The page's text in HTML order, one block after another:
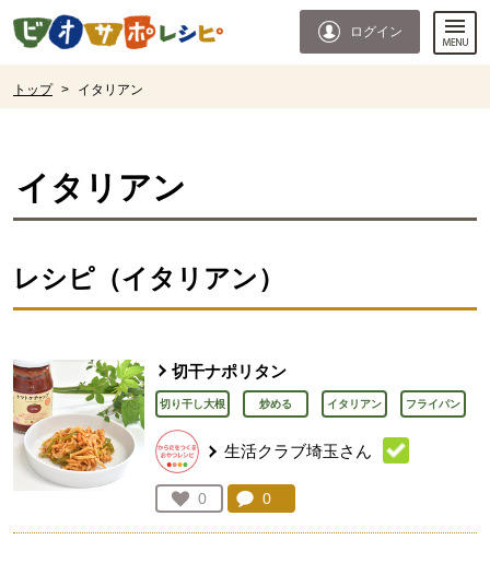
ページの先頭です。
ログイン
トップ > イタリアン
イタリアン
レシピ（イタリアン）
切干ナポリタン
切り干し大根 炒める イタリアン フライパン
生活クラブ埼玉さん
お気に入り登録：
0
人が登録
コメント：
0